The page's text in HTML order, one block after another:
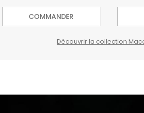
COMMANDER
Découvrir la collection